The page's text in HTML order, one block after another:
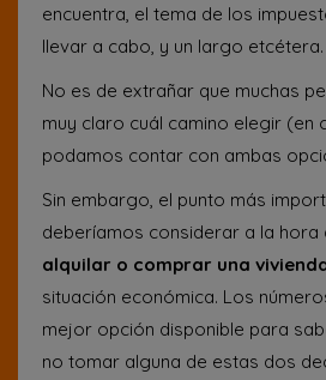
encuentra, el tema de los
llevar a cabo, y un largo etcétera.
No es de extrañar que muchas
muy claro cuál camino elegir (en
podamos contar con ambas
Sin embargo, el punto más
deberíamos considerar a la hora
alquilar o comprar una
situación económica. Los
mejor opción disponible para
no tomar alguna de estas dos